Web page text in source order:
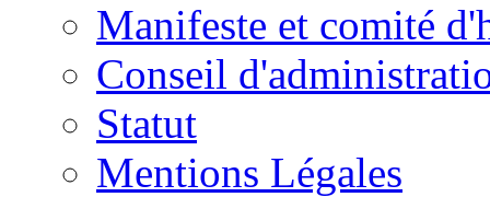
Manifeste et comité
Conseil
Statut
Mentions Légales